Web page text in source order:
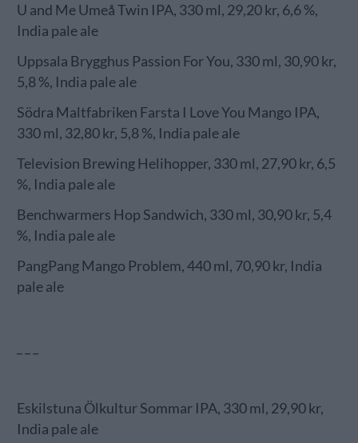
U and Me Umeå Twin IPA, 330 ml, 29,20 kr, 6,6 %,
India pale ale
Uppsala Brygghus Passion For You, 330 ml, 30,90 kr,
5,8 %, India pale ale
Södra Maltfabriken Farsta I Love You Mango IPA,
330 ml, 32,80 kr, 5,8 %, India pale ale
Television Brewing Helihopper, 330 ml, 27,90 kr, 6,5
%, India pale ale
Benchwarmers Hop Sandwich, 330 ml, 30,90 kr, 5,4
%, India pale ale
PangPang Mango Problem, 440 ml, 70,90 kr, India
pale ale
Eskilstuna Ölkultur Sommar IPA, 330 ml, 29,90 kr,
India pale ale